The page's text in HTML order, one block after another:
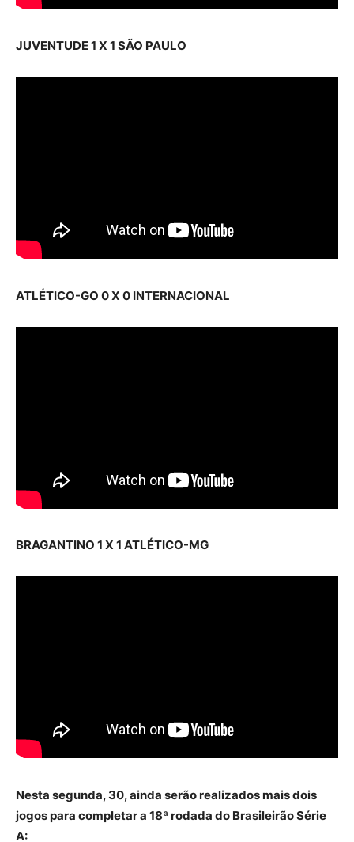
JUVENTUDE 1 X 1 SÃO PAULO
ATLÉTICO-GO 0 X 0 INTERNACIONAL
BRAGANTINO 1 X 1 ATLÉTICO-MG
Nesta segunda, 30, ainda serão realizados mais dois
jogos para completar a 18ª rodada do Brasileirão Série
A: